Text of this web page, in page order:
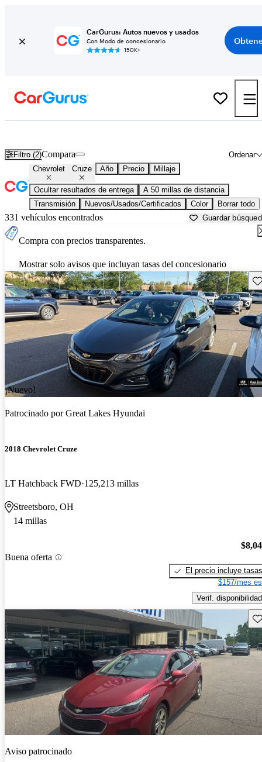
CarGurus: Autos nuevos y usados
Con Modo de concesionario
150K+
Filtro (2) Ordenar
Compara
Chevrolet Cruze Año Precio Millaje
Ocultar resultados de entrega
A 50 millas de distancia
Transmisión
Nuevos/Usados/Certificados Color Borrar todo
331 vehículos encontrados Guardar
Compra con precios transparentes.
Mostrar solo avisos que incluyan tasas del concesionario
¡Nuevo!
Patrocinado porGreat Lakes Hyundai
2018 Chevrolet Cruze
LT Hatchback FWD 125,213 millas
Streetsboro, OH
14 millas
Buena oferta
El precio incluye tasas
$157/mes
Verif. disponibilidad
Aviso patrocinado